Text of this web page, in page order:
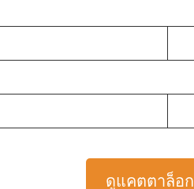
ดูแคตตาล็อก